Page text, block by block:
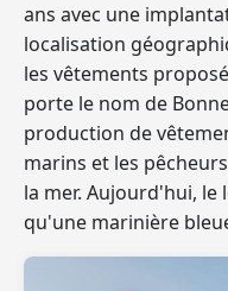
ans avec une
localisation
les vêtements
porte le nom de
production de
marins et les
la mer. Aujourd'hui,
qu'une marinière